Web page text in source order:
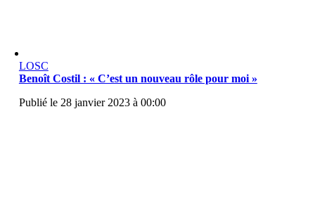
LOSC
Benoît Costil : « C’est un nouveau rôle pour moi »
Publié le 28 janvier 2023 à 00:00